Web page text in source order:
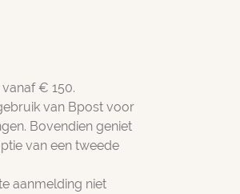
€ 150.
van Bpost voor
Bovendien geniet
van een tweede
aanmelding niet